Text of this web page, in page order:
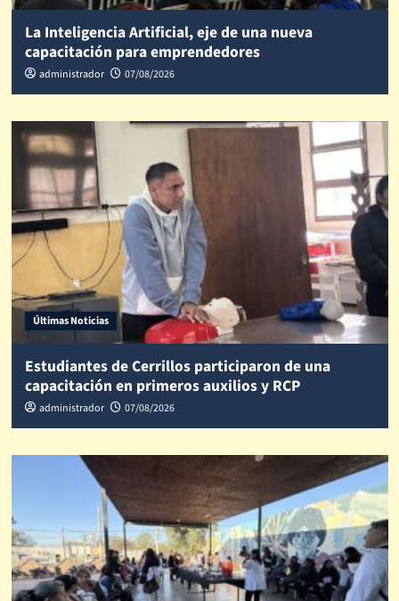
La Inteligencia Artificial, eje de una nueva
capacitación para emprendedores
administrador 07/08/2026
Últimas Noticias
Estudiantes de Cerrillos participaron de una
capacitación en primeros auxilios y RCP
administrador 07/08/2026